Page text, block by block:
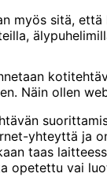
myös sitä,
Näin ollen
yhteyttä ja
taas
opetettu vai